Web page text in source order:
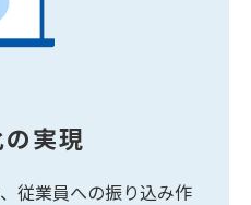
実現
従業員への振り込み作